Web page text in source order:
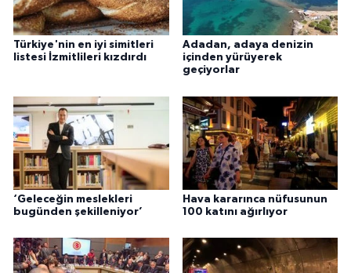
Türkiye'nin en iyi simitleri
listesi İzmitlileri kızdırdı
Adadan, adaya denizin
içinden yürüyerek
geçiyorlar
‘Geleceğin meslekleri
bugünden şekilleniyor’
Hava kararınca nüfusunun
100 katını ağırlıyor